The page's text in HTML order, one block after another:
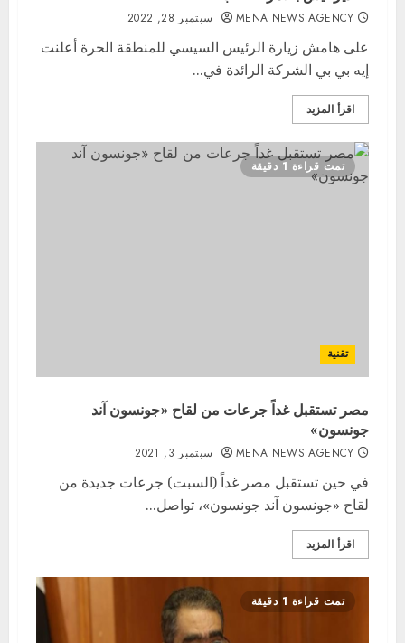
MENA NEWS AGENCY سبتمبر 28, 2022
على هامش زيارة الرئيس السيسي للمنطقة الحرة أعلنت
إيه بي بي الشركة الرائدة في...
اقرأ المزيد
تمت قراءة 1 دقيقة
تقنية
مصر تستقبل غداً جرعات من لقاح «جونسون آند
جونسون»
MENA NEWS AGENCY سبتمبر 3, 2021
في حين تستقبل مصر غداً (السبت) جرعات جديدة من
لقاح «جونسون آند جونسون»، تواصل...
اقرأ المزيد
تمت قراءة 1 دقيقة